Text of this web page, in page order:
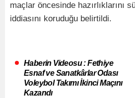
maçlar öncesinde hazırlıklarını
iddiasını koruduğu belirtildi.
Haberin Videosu : Fethiye
Esnaf ve Sanatkârlar Odası
Voleybol Takımı İkinci Maçını
Kazandı